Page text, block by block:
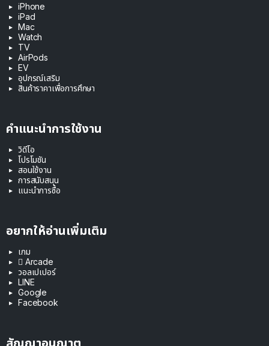
iPhone
iPad
Mac
Watch
TV
AirPods
EV
อุปกรณ์เสริม
สินค้าราคาเพื่อการศึกษา
คำแนะนำการใช้งาน
วิดีโอ
โปรโมชัน
สอนใช้งาน
การสนับสนุน
แนะนำการซื้อ
อยากให้อ่านเพิ่มเติม
เกม
 Arcade
วอลเปเปอร์
LINE
Google
Facebook
สัญญาอนุญาต